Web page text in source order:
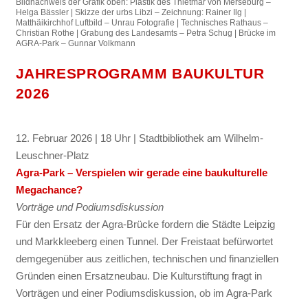
Helga Bässler | Skizze der urbs Libzi – Zeichnung: Rainer Ilg |
Matthäikirchhof Luftbild – Unrau Fotografie | Technisches Rathaus –
Christian Rothe | Grabung des Landesamts – Petra Schug | Brücke im
AGRA-Park – Gunnar Volkmann
JAHRESPROGRAMM BAUKULTUR
2026
12. Februar 2026 | 18 Uhr | Stadtbibliothek am Wilhelm-
Leuschner-Platz
Agra-Park – Verspielen wir gerade eine baukulturelle
Megachance?
Vorträge und Podiumsdiskussion
Für den Ersatz der Agra-Brücke fordern die Städte Leipzig
und Markkleeberg einen Tunnel. Der Freistaat befürwortet
demgegenüber aus zeitlichen, technischen und finanziellen
Gründen einen Ersatzneubau. Die Kulturstiftung fragt in
Vorträgen und einer Podiumsdiskussion, ob im Agra-Park